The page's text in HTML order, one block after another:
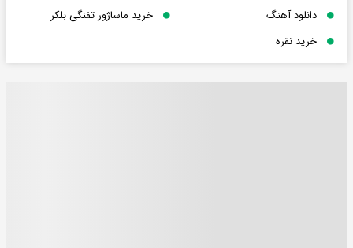
دانلود آهنگ
خرید ماساژور تفنگی بلکر
خرید نقره